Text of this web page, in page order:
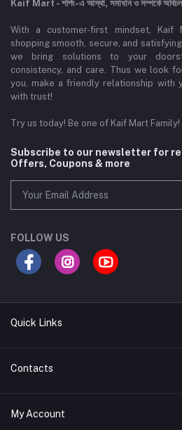
Kaif Mart - শপিং-এ আস্থা, সমাধান ও সম্পর্কে
With a customer-first mindset, Kaif
shopping smooth, secure, and
we bring solutions to your
consistency, and care. Thus we look
you, make a friendly relationship with
with trust!
Try us today! Be one of Kaif Mart Family!
Subscribe to our newsletter for
Offers, Coupons & more
FOLLOW US
Quick Links
About Us
Blog
Contacts
Address
My Account